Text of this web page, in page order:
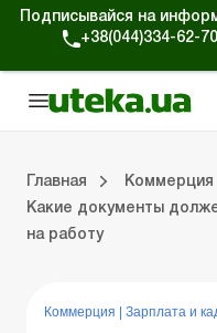
Подписывайся на
+38(044)334-62-70
Главная Коммерция
Какие документы
на работу
Коммерция Зарплата и